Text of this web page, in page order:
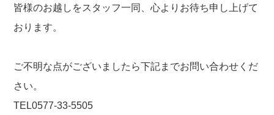
皆様のお越しをスタッフ一同、心よりお待ち申し上げて
おります。
ご不明な点がございましたら下記までお問い合わせくだ
さい。
TEL0577-33-5505